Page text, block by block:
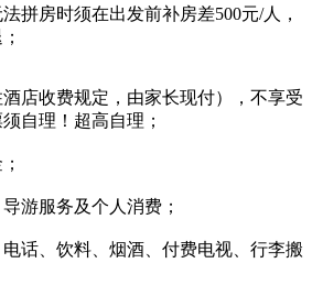
拼房时须在出发前补房差500元/人，
店收费规定，由家长现付），不享受
自理！超高自理；
游服务及个人消费；
话、饮料、烟酒、付费电视、行李搬